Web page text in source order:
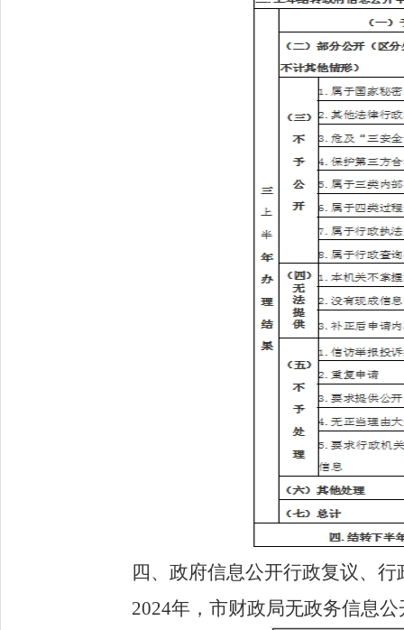
四、政府信息公开行政复议、行
2024年，市财政局无政务信息